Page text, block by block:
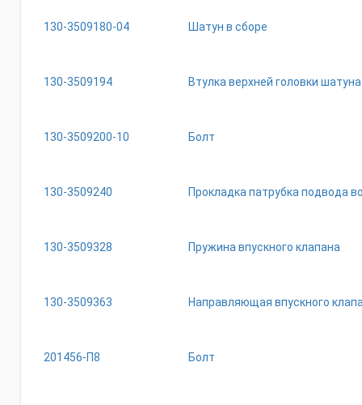
130-3509180-04 Шатун в сборе
130-3509194 Втулка верхней головки
130-3509200-10 Болт
130-3509240 Прокладка патрубка подвода
130-3509328 Пружина впускного клапана
130-3509363 Направляющая впускного
201456-П8 Болт